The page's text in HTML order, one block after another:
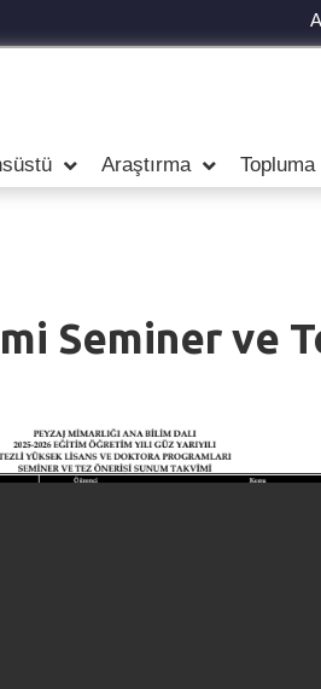
Araştırma Topluma
Seminer ve